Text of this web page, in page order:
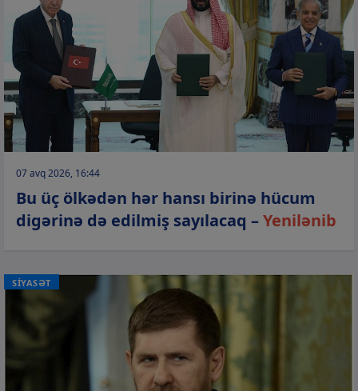
07 avq 2026, 16:44
Bu üç ölkədən hər hansı birinə hücum
digərinə də edilmiş sayılacaq –Yenilənib
SİYASƏT